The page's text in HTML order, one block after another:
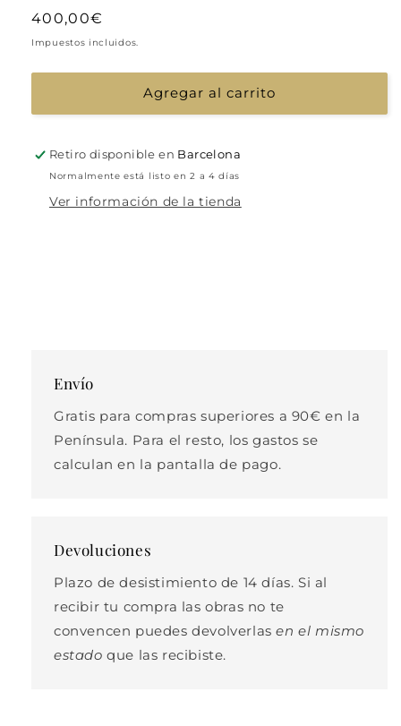
obras
de
Precio
habitual
400,00€
Impuestos incluidos.
Agregar al carrito
Retiro disponible en Barcelona
Normalmente está listo en 2 a 4 días
Ver información de la tienda
Envío
Gratis para compras superiores a 90€ en la
Península. Para el resto, los gastos se
calculan en la pantalla de pago.
Devoluciones
Plazo de desistimiento de 14 días. Si al
recibir tu compra las obras no te
convencen puedes devolverlasen el mismo
estado que las recibiste.